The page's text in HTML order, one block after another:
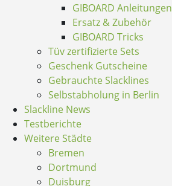
GIBOARD Anleitungen
Ersatz & Zubehör
GIBOARD Tricks
Tüv zertifizierte Sets
Geschenk Gutscheine
Gebrauchte Slacklines
Selbstabholung in Berlin
Slackline News
Testberichte
Weitere Städte
Bremen
Dortmund
Duisburg